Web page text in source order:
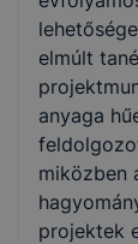
elmúlt
anyaga
miközben
projektek